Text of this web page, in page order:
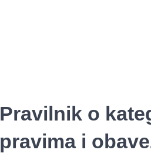
Pravilnik o
pravima i